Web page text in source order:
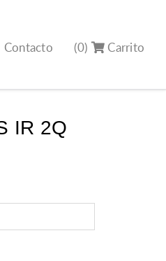
Contacto (0) Carrito
IR 2Q